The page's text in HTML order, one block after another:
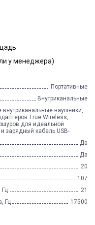
у менеджера)
Портативные
Внутриканальные
наушники,
True Wireless,
для идеальной
зарядный кабель USB-
Да
Да
20
107
Гц
21
Гц
17500